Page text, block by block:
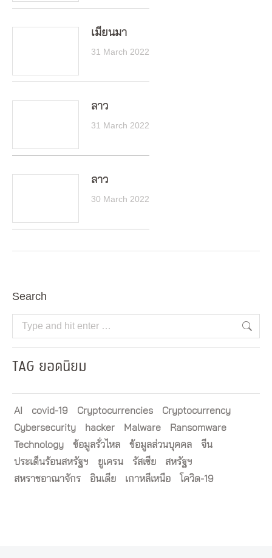
เมียนมา
31 March 2022
ลาว
31 March 2022
ลาว
30 March 2022
Search
Search:
TAG ยอดนิยม
AI covid-19 Cryptocurrencies
Cryptocurrency
Cybersecurity
hacker Malware
Ransomware
Technology
ข้อมูลรั่วไหล ข้อมูลส่วนบุคคล
จีน
ประเด็นร้อนสหรัฐฯ
ยูเครน รัสเซีย
สหรัฐฯ
สหราชอาณาจักร
อินเดีย เกาหลีเหนือ โควิด-19